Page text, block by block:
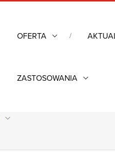
OFERTA
ZASTOSOWANIA